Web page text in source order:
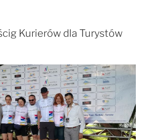
Kurierów dla Turystów